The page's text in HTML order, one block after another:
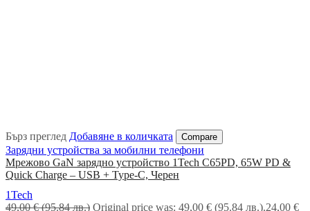
Бърз преглед Добавяне в количката Compare
Зарядни устройства за мобилни телефони
Мрежово GaN зарядно устройство 1Tech C65PD, 65W PD &
Quick Charge – USB + Type-C, Черен
1Tech
49,00€ (95.84 лв.) Original price was: 49,00 € (95.84 лв.).24,00 €